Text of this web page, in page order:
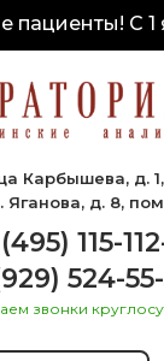
пациенты! С 1
Карбышева, д.
Яганова, д. 8,
115-
524-
звонки